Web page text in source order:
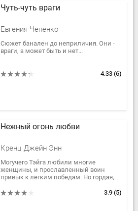
Чуть-чуть враги
Евгения Чепенко
Сюжет банален до неприличия. Они -
враги, а может быть и нет...
4.33 (6)
Нежный огонь любви
Кренц Джейн Энн
Могучего Тэйга любили многие
женщины, и прославленный воин
привык к легким победам. Но гордая,
непохожей на других. Таинственный
3.9 (5)